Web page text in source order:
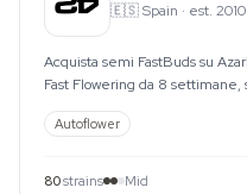
🇪🇸Spain · est. 2010
Acquista semi FastBuds su
Fast Flowering da 8
Autoflower
80strains Mid